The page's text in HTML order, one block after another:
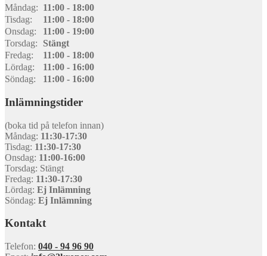
Måndag: 11:00 - 18:00
Tisdag:
11:00 - 18:00
Onsdag:
11:00 - 19:00
Torsdag:
Stängt
Fredag:
11:00 - 18:00
Lördag:
11:00 - 16:00
Söndag:
11:00 - 16:00
Inlämningstider
(boka tid på telefon innan)
Måndag: 11:30-17:30
Tisdag: 11:30-17:30
Onsdag: 11:00-16:00
Torsdag: Stängt
Fredag: 11:30-17:30
Lördag: Ej Inlämning
Söndag: Ej Inlämning
Kontakt
Telefon: 040 - 94 96 90